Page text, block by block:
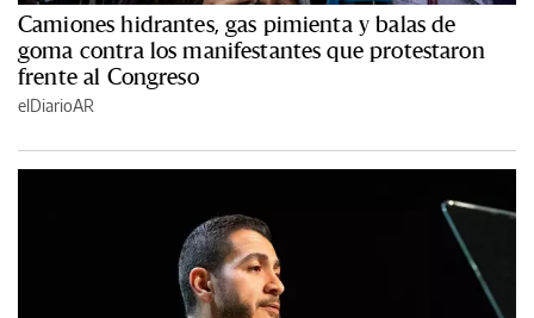
Camiones hidrantes, gas pimienta y balas de
goma contra los manifestantes que protestaron
frente al Congreso
elDiarioAR